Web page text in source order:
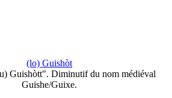
(lo) Guishòt
Guishòtt". Diminutif du nom médiéval
Guishe/Guixe.